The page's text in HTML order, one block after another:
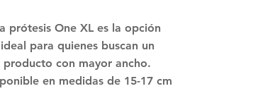
prótesis One XL es la opción
ideal para quienes buscan un
producto con mayor ancho.
en medidas de 15-17 cm